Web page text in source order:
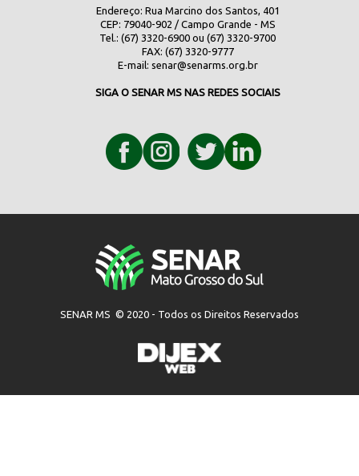
Endereço: Rua Marcino dos Santos, 401
CEP: 79040-902 / Campo Grande - MS
Tel.: (67) 3320-6900 ou (67) 3320-9700
FAX: (67) 3320-9777
E-mail: senar@senarms.org.br
SIGA O SENAR MS NAS REDES SOCIAIS
SENAR MS © 2020 - Todos os Direitos Reservados